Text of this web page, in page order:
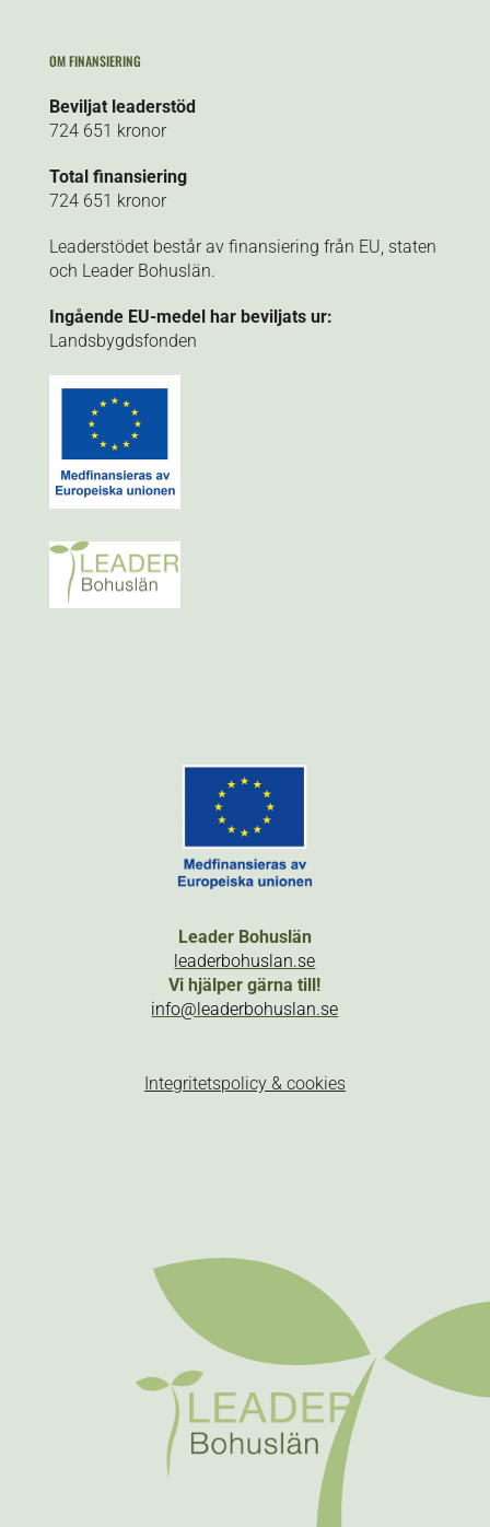
OM FINANSIERING
Beviljat leaderstöd
724 651 kronor
Total finansiering
724 651 kronor
Leaderstödet består av finansiering från EU, staten
och Leader Bohuslän.
Ingående EU-medel har beviljats ur:
Landsbygdsfonden
Leader Bohuslän
leaderbohuslan.se
Vi hjälper gärna till!
info@leaderbohuslan.se
Integritetspolicy & cookies